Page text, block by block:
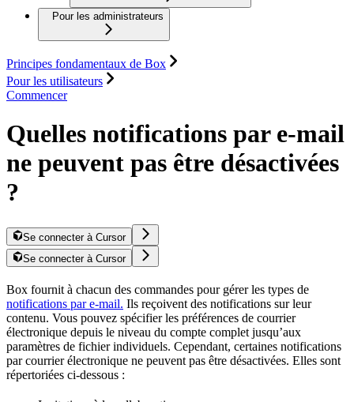
Pour les administrateurs
Principes fondamentaux de Box
Pour les utilisateurs
Commencer
Quelles notifications par e-mail
ne peuvent pas être désactivées
?
Se connecter à Cursor
Se connecter à Cursor
Box fournit à chacun des commandes pour gérer les types de
notifications par e-mail. Ils reçoivent des notifications sur leur
contenu. Vous pouvez spécifier les préférences de courrier
électronique depuis le niveau du compte complet jusqu’aux
paramètres de fichier individuels. Cependant, certaines notifications
par courrier électronique ne peuvent pas être désactivées. Elles sont
répertoriées ci-dessous :